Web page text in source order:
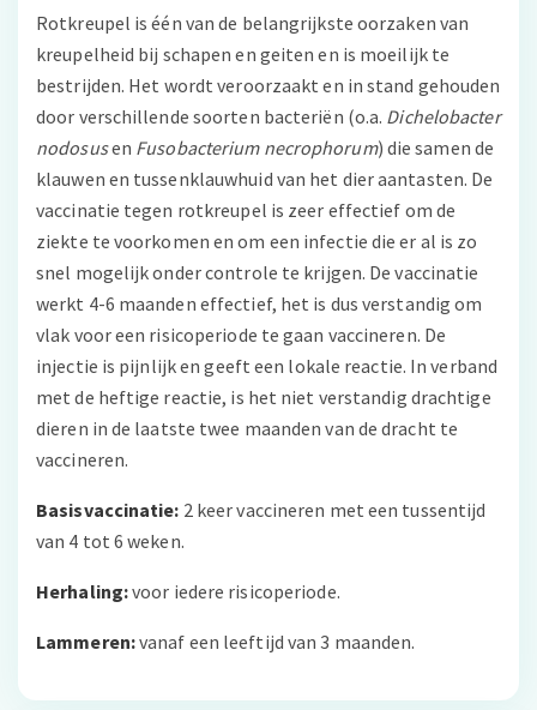
Rotkreupel is één van de belangrijkste oorzaken van
kreupelheid bij schapen en geiten en is moeilijk te
bestrijden. Het wordt veroorzaakt en in stand gehouden
door verschillende soorten bacteriën (o.a. Dichelobacter
nodosusen Fusobacterium necrophorum) die samen de
klauwen en tussenklauwhuid van het dier aantasten. De
vaccinatie tegen rotkreupel is zeer effectief om de
ziekte te voorkomen en om een infectie die er al is zo
snel mogelijk onder controle te krijgen. De vaccinatie
werkt 4-6 maanden effectief, het is dus verstandig om
vlak voor een risicoperiode te gaan vaccineren. De
injectie is pijnlijk en geeft een lokale reactie. In verband
met de heftige reactie, is het niet verstandig drachtige
dieren in de laatste twee maanden van de dracht te
vaccineren.
Basisvaccinatie: 2 keer vaccineren met een tussentijd
van 4 tot 6 weken.
Herhaling:voor iedere risicoperiode.
Lammeren:vanaf een leeftijd van 3 maanden.